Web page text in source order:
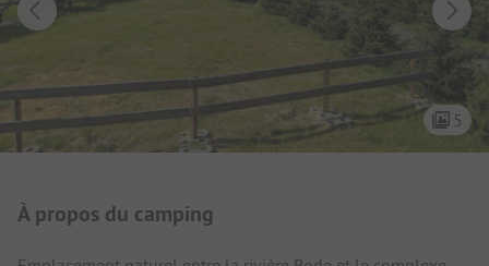
5
Présentation du camping
À propos du camping